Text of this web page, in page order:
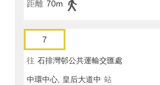
距離 70m
7
往 石排灣邨公共運輸交匯處
中環中心, 皇后大道中 站